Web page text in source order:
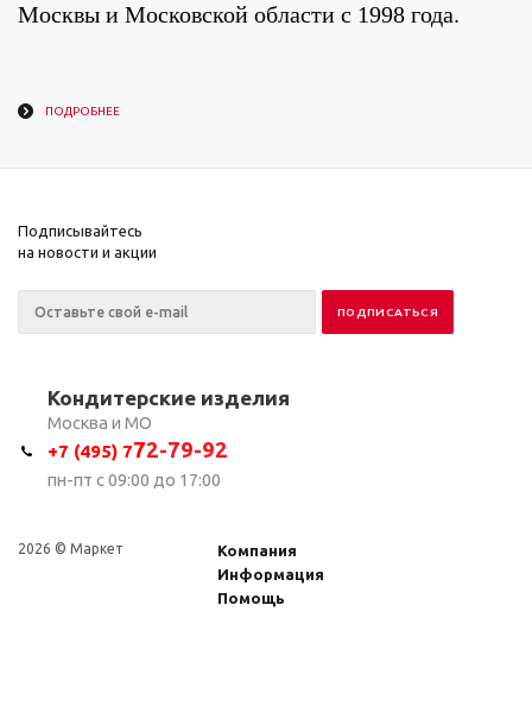
Москвы и Московской области с 1998 года.
ПОДРОБНЕЕ
Подписывайтесь
на новости и акции
Кондитерские изделия
Москва и МО
+7 (495) 772-79-92
пн-пт с 09:00 до 17:00
2026 © Маркет
Компания
Информация
Помощь